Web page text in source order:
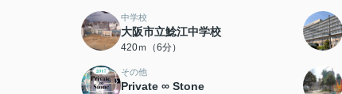
中学校
大阪市立鯰江中学校
420ｍ（6分）
その他
Private ∞ Stone